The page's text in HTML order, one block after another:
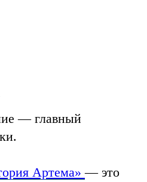
— главный
Артема»— это